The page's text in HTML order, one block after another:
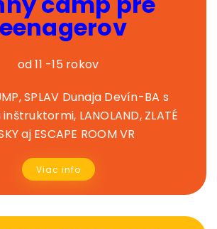
od 11 -15 rokov
SPLAV Dunaja Devín-BA s
LANOLAND, ZLATÉ
aj ESCAPE ROOM VR
Viac info